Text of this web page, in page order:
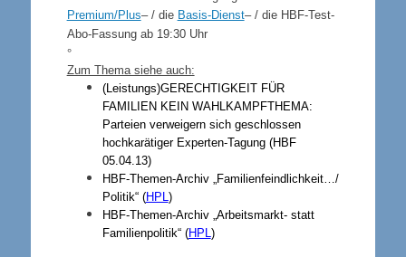
Premium/Plus– / die Basis-Dienst– / die HBF-Test-
Abo-Fassung ab 19:30 Uhr
°
Zum Thema siehe auch:
(Leistungs)GERECHTIGKEIT FÜR
FAMILIEN KEIN WAHLKAMPFTHEMA:
Parteien verweigern sich geschlossen
hochkarätiger Experten-Tagung (HBF
05.04.13)
HBF-Themen-Archiv „Familienfeindlichkeit…/
Politik“ (HPL )
HBF-Themen-Archiv „Arbeitsmarkt- statt
Familienpolitik“ (HPL )